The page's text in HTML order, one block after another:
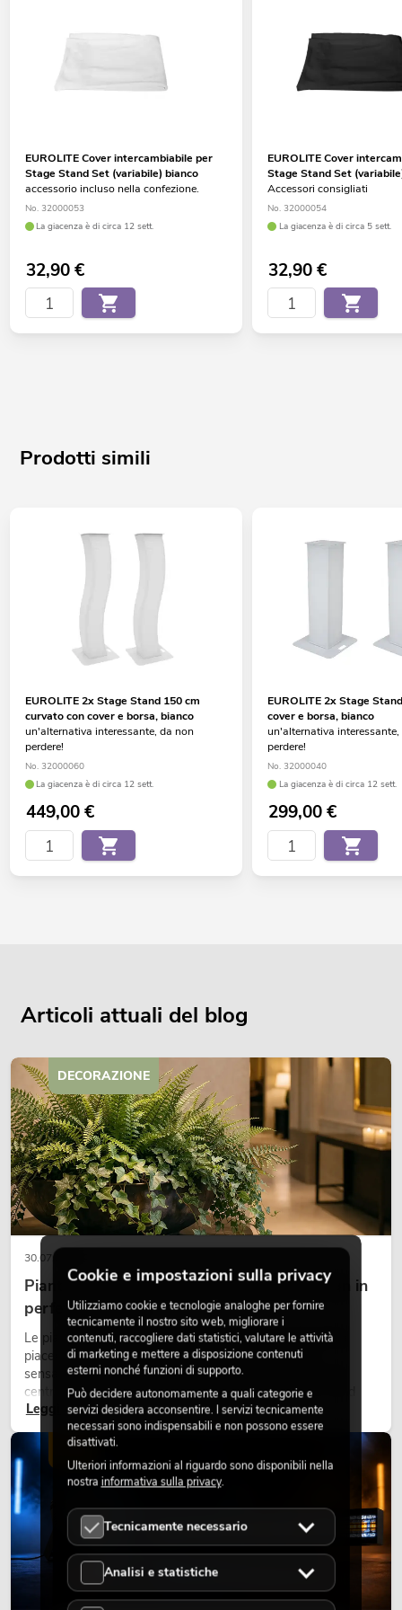
EUROLITE Cover intercambiabile per
Stage Stand Set (variabile) bianco
accessorio incluso nella confezione.
No. 32000053
La giacenza è di circa 12 sett.
32,90€
EUROLITE Cover
Stage Stand Set
Accessori consigliati
No. 32000054
La giacenza è di circa 5 sett.
32,90€
Prodotti simili
EUROLITE 2x Stage Stand 150 cm
curvato con cover e borsa, bianco
un'alternativa interessante, da non
perdere!
No. 32000060
La giacenza è di circa 12 sett.
449,00€
EUROLITE 2x Stage
cover e borsa, bianco
un'alternativa
perdere!
No. 32000040
La giacenza è di circa 12 sett.
299,00€
Articoli attuali del blog
30.07.2026
Piante artificiali ignifughe: sicurezza e design in
perfetta armonia
Le piante rendono vivi gli ambienti. Creano un’atmosfera
piacevole, migliorano l’ambiente e trasmettono una
sensazione di naturalezza. Negli hotel, nei ristoranti, nei
centri commerciali, negli edifici adibiti a uffici o negli stand
fieristici, una vegetazione di alta qualità è ormai parte
integrante dei moderni progetti di arredamento.
Leggi ora
DECORAZIONE
LUCE
Cookie e impostazioni sulla privacy
Utilizziamo cookie e tecnologie analoghe per fornire
tecnicamente il nostro sito web, migliorare i
contenuti, raccogliere dati statistici, valutare le attività
di marketing e mettere a disposizione contenuti
esterni nonché funzioni di supporto.
Può decidere autonomamente a quali categorie e
servizi desidera acconsentire. I servizi tecnicamente
necessari sono indispensabili e non possono essere
disattivati.
Ulteriori informazioni al riguardo sono disponibili nella
nostra informativa sulla privacy.
Tecnicamente necessario
Analisi e statistiche